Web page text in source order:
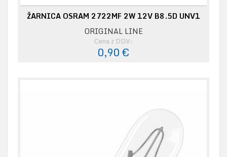
ŽARNICA OSRAM 2722MF 2W 12V B8.5D UNV1
ORIGINAL LINE
Cena z DDV:
0,90 €